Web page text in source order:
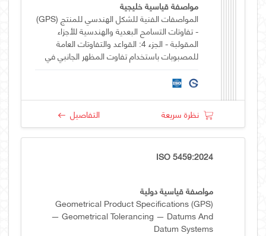
مواصفة قياسية خليجية
المواصفات الفنية للشكل الهندسي للمنتج (GPS)
- تفاوتات التسامح البعدية والهندسية للأجزاء
المقولبة - الجزء 4: القواعد والتفاوتات العامة
للمصبوبات باستخدام تفاوت المظهر الجانبي في
نظرة سريعة التفاصيل
ISO 5459:2024
مواصفة قياسية دولية
Geometrical Product Specifications (GPS)
— Geometrical Tolerancing — Datums And
Datum Systems